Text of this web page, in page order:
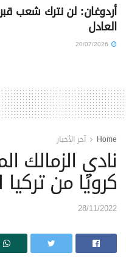
أردوغان: لن نترك شعب
العادل
Home آخر الأخبار
نادي الزمالك
كرويًا من
28/11/2022